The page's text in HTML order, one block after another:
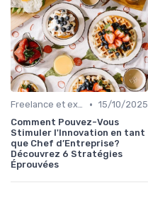
Freelance et externalisation dans la food • 15/10/2025
Comment Pouvez-Vous
Stimuler l'Innovation en tant
que Chef d’Entreprise?
Découvrez 6 Stratégies
Éprouvées